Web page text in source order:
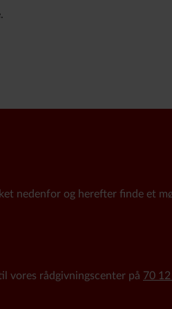
nedenfor og herefter finde et
vores rådgivningscenter på 70